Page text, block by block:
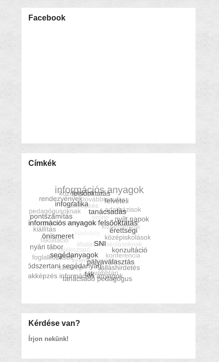
Facebook
Címkék
Kérdése van?
Írjon nekünk!